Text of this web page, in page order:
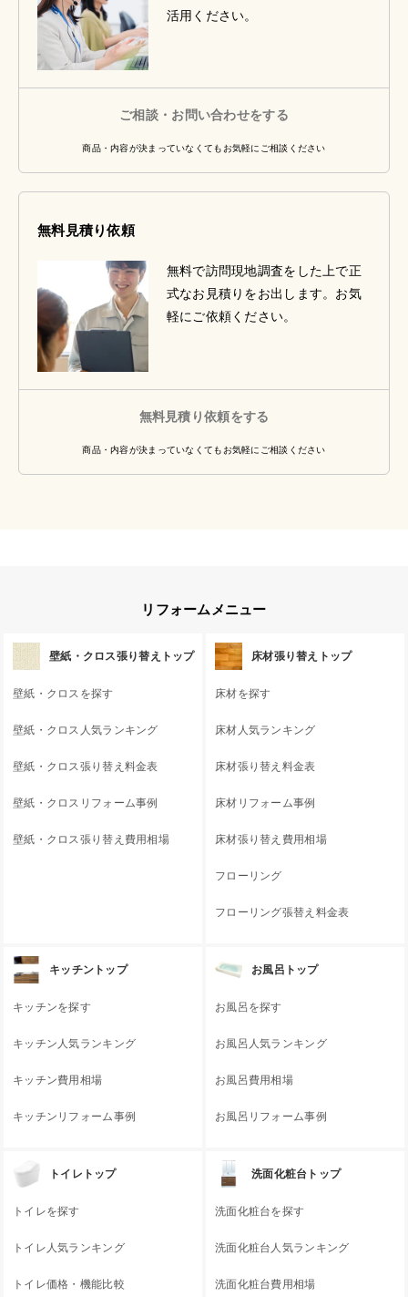
活用ください。
ご相談・お問い合わせをする
商品・内容が決まっていなくてもお気軽にご相談ください
無料見積り依頼
無料で訪問現地調査をした上で正
式なお見積りをお出します。お気
軽にご依頼ください。
無料見積り依頼をする
商品・内容が決まっていなくてもお気軽にご相談ください
リフォームメニュー
壁紙・クロス張り替えトップ
壁紙・クロスを探す
壁紙・クロス人気ランキング
壁紙・クロス張り替え料金表
壁紙・クロスリフォーム事例
壁紙・クロス張り替え費用相場
床材張り替えトップ
床材を探す
床材人気ランキング
床材張り替え料金表
床材リフォーム事例
床材張り替え費用相場
フローリング
フローリング張替え料金表
キッチントップ
キッチンを探す
キッチン人気ランキング
キッチン費用相場
キッチンリフォーム事例
お風呂トップ
お風呂を探す
お風呂人気ランキング
お風呂費用相場
お風呂リフォーム事例
トイレトップ
トイレを探す
トイレ人気ランキング
トイレ価格・機能比較
洗面化粧台トップ
洗面化粧台を探す
洗面化粧台人気ランキング
洗面化粧台費用相場